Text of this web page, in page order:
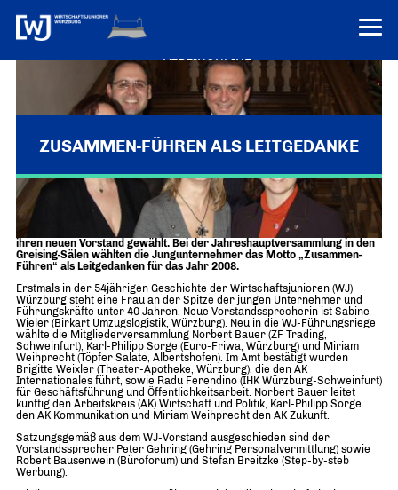
VEREINONLINE
AKTUELLES
ÜBER UNS
Über uns
WER WIR SIND & DER VORSITZ
Forum „Junge Wirtschaft“ – Mitgliedermagazin
UNSER NETZWERK
Mitglieder
Senatoren
TERMINE
PRESSEMELDUNGEN
PROJEKTE
INFORMATIONEN
Ziele
Imagefilm
Merchandising-Klamotten
ZUSAMMEN-FÜHREN ALS LEITGEDANKE
Wirtschaftsjunioren (WJ) Würzburg wählen neuen Vorstand
Würzburg – Die Wirtschaftsjunioren Würzburg haben satzungsgemäß
ihren neuen Vorstand gewählt. Bei der Jahreshauptversammlung in den
Greising-Sälen wählten die Jungunternehmer das Motto „Zusammen-
Führen“ als Leitgedanken für das Jahr 2008.
Erstmals in der 54jährigen Geschichte der Wirtschaftsjunioren (WJ)
Würzburg steht eine Frau an der Spitze der jungen Unternehmer und
Führungskräfte unter 40 Jahren. Neue Vorstandssprecherin ist Sabine
Wieler (Birkart Umzugslogistik, Würzburg). Neu in die WJ-Führungsriege
wählte die Mitgliederversammlung Norbert Bauer (ZF Trading,
Schweinfurt), Karl-Philipp Sorge (Euro-Friwa, Würzburg) und Miriam
Weihprecht (Töpfer Salate, Albertshofen). Im Amt bestätigt wurden
Brigitte Weixler (Theater-Apotheke, Würzburg), die den AK
Internationales führt, sowie Radu Ferendino (IHK Würzburg-Schweinfurt)
für Geschäftsführung und Öffentlichkeitsarbeit. Norbert Bauer leitet
künftig den Arbeitskreis (AK) Wirtschaft und Politik, Karl-Philipp Sorge
den AK Kommunikation und Miriam Weihprecht den AK Zukunft.
Satzungsgemäß aus dem WJ-Vorstand ausgeschieden sind der
Vorstandssprecher Peter Gehring (Gehring Personalvermittlung) sowie
Robert Bausenwein (Büroforum) und Stefan Breitzke (Step-by-steb
Werbung).